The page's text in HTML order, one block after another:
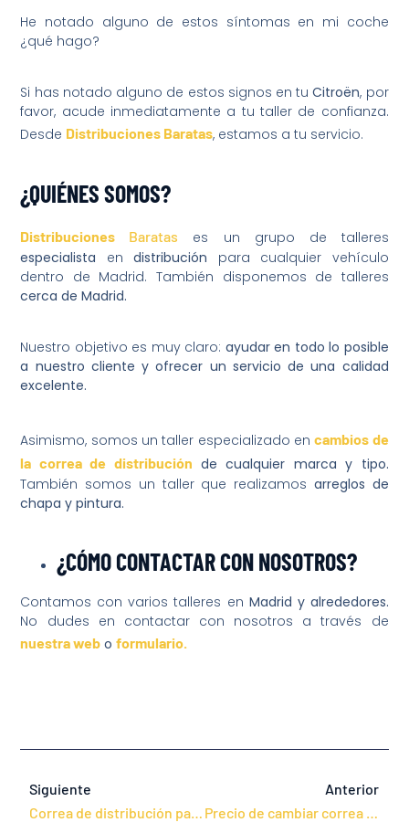
He notado alguno de estos síntomas en mi coche
¿qué hago?
Si has notado alguno de estos signos en tuCitroën, por
favor, acude inmediatamente a tu taller de confianza.
Desde Distribuciones Baratas, estamos a tu servicio.
¿QUIÉNES SOMOS?
Distribuciones Baratas
es un grupo de talleres
especialista endistribución para cualquier vehículo
dentro de Madrid. También disponemos de talleres
cerca de Madrid.
Nuestro objetivo es muy claro: ayudar en todo lo posible
a nuestro cliente y ofrecer un servicio de una calidad
excelente.
Asimismo, somos un taller especializado encambios de
la correa de distribución de cualquier marca y tipo.
También somos un taller que realizamos arreglos de
chapa y pintura.
¿CÓMO CONTACTAR CON NOSOTROS?
Contamos con varios talleres en Madrid y alrededores.
No dudes en contactar con nosotros a través de
nuestra web oformulario.
Siguiente
Correa de distribución para Volkswagen
Anterior
Precio de cambiar correa de distribución